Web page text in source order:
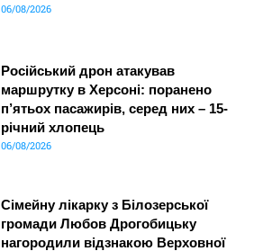
06/08/2026
Російський дрон атакував
маршрутку в Херсоні: поранено
п’ятьох пасажирів, серед них – 15-
річний хлопець
06/08/2026
Сімейну лікарку з Білозерської
громади Любов Дрогобицьку
нагородили відзнакою Верховної